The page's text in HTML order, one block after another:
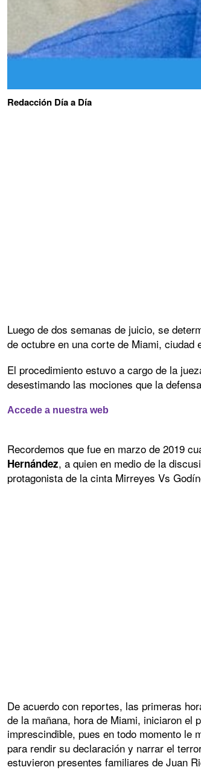
Redacción Día a Día
Luego de dos semanas de juicio, se
de octubre en una corte de Miami,
El procedimiento estuvo a cargo de la
desestimando las mociones que la
Accede a nuestra web
Recordemos que fue en marzo de 2019
Hernández, a quien en medio de la
protagonista de la cinta Mirreyes Vs
De acuerdo con reportes, las primeras
de la mañana, hora de Miami, iniciaron el
imprescindible, pues en todo momento le
para rendir su declaración y narrar el
estuvieron presentes familiares de Juan